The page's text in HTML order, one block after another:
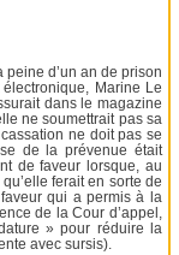
d’un an de prison
Marine Le
dans le magazine
ne soumettrait pas sa
ne doit pas se
de la prévenue était
de faveur lorsque, au
ferait en sorte de
qui a permis à la
de la Cour d’appel,
» pour réduire la
avec sursis).